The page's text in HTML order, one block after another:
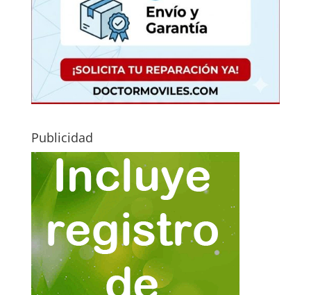
Publicidad